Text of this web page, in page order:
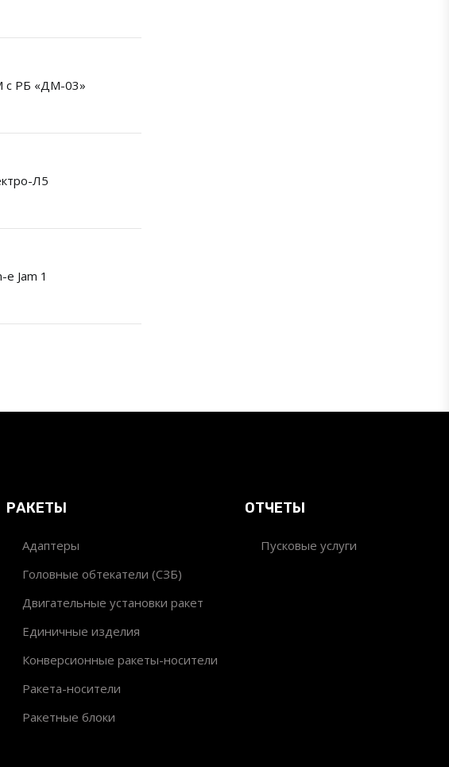
с РБ «ДМ-03»
Л5
e Jam 1
РАКЕТЫ
Адаптеры
Головные обтекатели (СЗБ)
Двигательные установки ракет
Единичные изделия
Конверсионные ракеты-носители
Ракета-носители
Ракетные блоки
ОТЧЕТЫ
Пусковые услуги